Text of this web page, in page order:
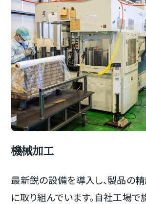
機械加工
最新鋭の設備を導入し、製品の
に取り組んでいます。自社工場で